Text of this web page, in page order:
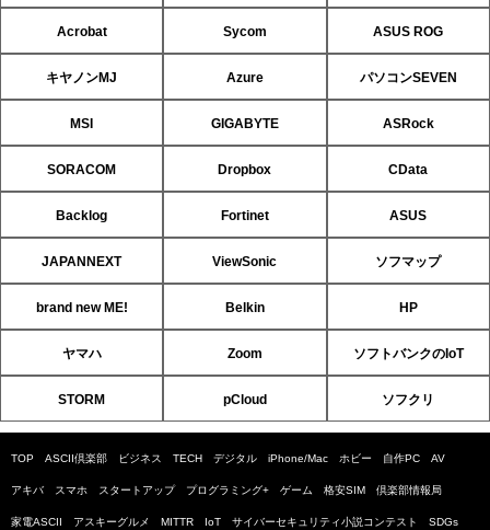
Acrobat Sycom ASUS ROG
キヤノンMJ Azure パソコンSEVEN
MSI GIGABYTE ASRock
SORACOM Dropbox CData
Backlog Fortinet ASUS
JAPANNEXT ViewSonic ソフマップ
brand new ME! Belkin HP
ヤマハ Zoom ソフトバンクのIoT
STORM pCloud ソフクリ
TOP ASCII倶楽部 ビジネス TECH デジタル iPhone/Mac ホビー 自作PC AV
アキバ スマホ スタートアップ プログラミング+ ゲーム 格安SIM 倶楽部情報局
家電ASCII アスキーグルメ MITTR IoT サイバーセキュリティ小説コンテスト SDGs